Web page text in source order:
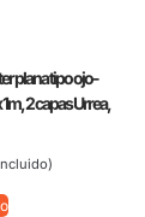
plana tipo ojo-
2 capas Urrea,